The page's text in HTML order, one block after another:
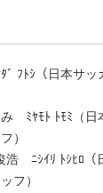
ﾌﾄｼ（日本サッ
ﾐﾔﾓﾄ ﾄﾓﾐ（日
）
ﾆｼｲﾘ ﾄｼﾋﾛ（
フ）